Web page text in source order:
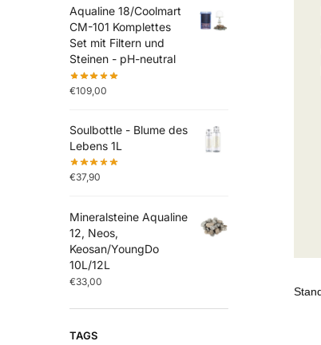
Aqualine 18/Coolmart
CM-101 Komplettes
Set mit Filtern und
Steinen - pH-neutral
€109,00
Soulbottle - Blume des
Lebens 1L
€37,90
Mineralsteine Aqualine
12, Neos,
Keosan/YoungDo
10L/12L
€33,00
TAGS